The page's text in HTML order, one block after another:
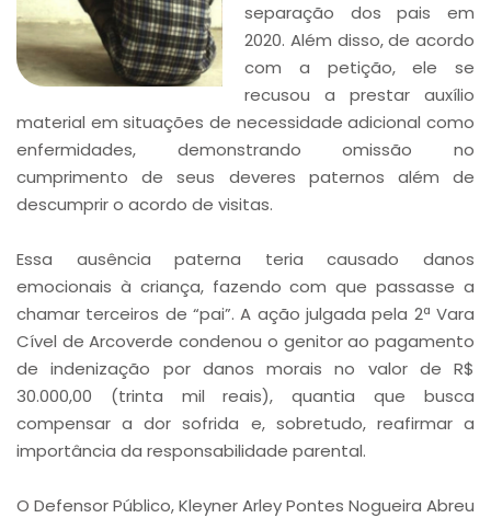
separação dos pais em
2020. Além disso, de acordo
com a petição, ele se
recusou a prestar auxílio
material em situações de necessidade adicional como
enfermidades, demonstrando omissão no
cumprimento de seus deveres paternos além de
descumprir o acordo de visitas.
Essa ausência paterna teria causado danos
emocionais à criança, fazendo com que passasse a
chamar terceiros de “pai”. A ação julgada pela 2ª Vara
Cível de Arcoverde condenou o genitor ao pagamento
de indenização por danos morais no valor de R$
30.000,00 (trinta mil reais), quantia que busca
compensar a dor sofrida e, sobretudo, reafirmar a
importância da responsabilidade parental.
O Defensor Público, Kleyner Arley Pontes Nogueira Abreu